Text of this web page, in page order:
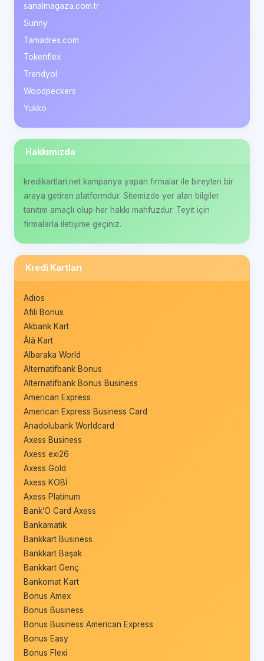
sanalmagaza.com.tr
Sunny
Tamadres.com
Tokenflex
Trendyol
Woodpeckers
Yukko
Hakkımızda
kredikartlari.net kampanya yapan firmalar ile bireyleri bir
araya getiren platformdur. Sitemizde yer alan bilgiler
tanıtım amaçlı olup her hakkı mahfuzdur. Teyit için
firmalarla iletişime geçiniz.
Kredi Kartları
Adios
Afili Bonus
Akbank Kart
Âlâ Kart
Albaraka World
Alternatifbank Bonus
Alternatifbank Bonus Business
American Express
American Express Business Card
Anadolubank Worldcard
Axess Business
Axess exi26
Axess Gold
Axess KOBİ
Axess Platinum
Bank’O Card Axess
Bankamatik
Bankkart Business
Bankkart Başak
Bankkart Genç
Bankomat Kart
Bonus Amex
Bonus Business
Bonus Business American Express
Bonus Easy
Bonus Flexi